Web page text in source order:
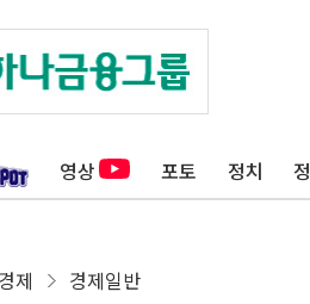
영상 포토 정치
경제 경제일반